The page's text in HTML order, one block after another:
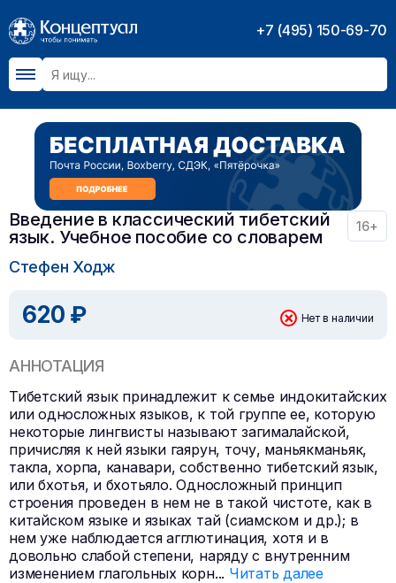
+7 (495) 150-69-70
Введение в классический тибетский
язык. Учебное пособие со словарем
16+
Стефен Ходж
620 ₽ Нет в наличии
АННОТАЦИЯ
Тибетский язык принадлежит к семье индокитайских
или односложных языков, к той группе ее, которую
некоторые лингвисты называют загималайской,
причисляя к ней языки гаярун, точу, маньякманьяк,
такла, хорпа, канавари, собственно тибетский язык,
или бхотья, и бхотьяло. Односложный принцип
строения проведен в нем не в такой чистоте, как в
китайском языке и языках тай (сиамском и др.); в
нем уже наблюдается агглютинация, хотя и в
довольно слабой степени, наряду с внутренним
изменением глагольных корн... Читать далее